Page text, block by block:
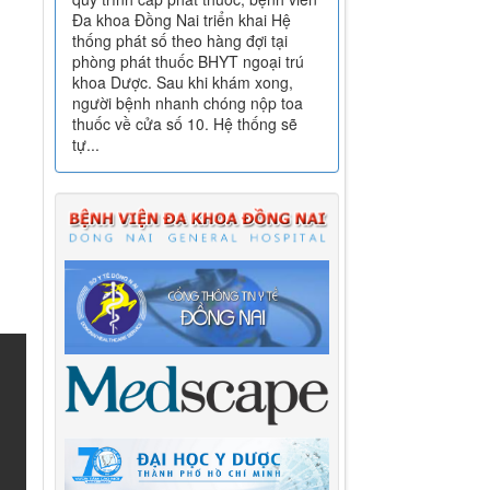
Đa khoa Đồng Nai triển khai Hệ
thống phát số theo hàng đợi tại
phòng phát thuốc BHYT ngoại trú
khoa Dược. Sau khi khám xong,
người bệnh nhanh chóng nộp toa
thuốc về cửa số 10. Hệ thống sẽ
tự...